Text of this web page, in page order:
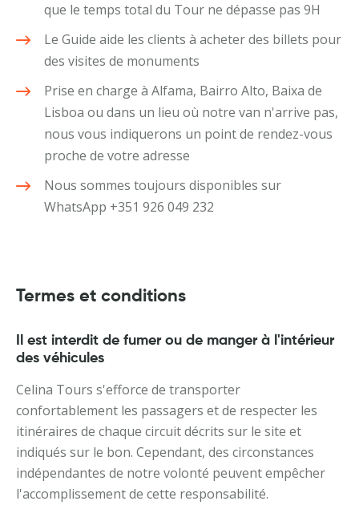
que le temps total du Tour ne dépasse pas 9H
Le Guide aide les clients à acheter des billets pour
des visites de monuments
Prise en charge à Alfama, Bairro Alto, Baixa de
Lisboa ou dans un lieu où notre van n'arrive pas,
nous vous indiquerons un point de rendez-vous
proche de votre adresse
Nous sommes toujours disponibles sur
WhatsApp +351 926 049 232
Termes et conditions
Il est interdit de fumer ou de manger à l'intérieur
des véhicules
Celina Tours s'efforce de transporter
confortablement les passagers et de respecter les
itinéraires de chaque circuit décrits sur le site et
indiqués sur le bon. Cependant, des circonstances
indépendantes de notre volonté peuvent empêcher
l'accomplissement de cette responsabilité.